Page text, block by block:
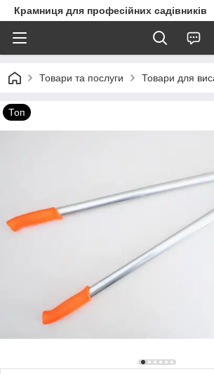
Крамниця для професійних садівників
Товари та послуги Товари для
Топ